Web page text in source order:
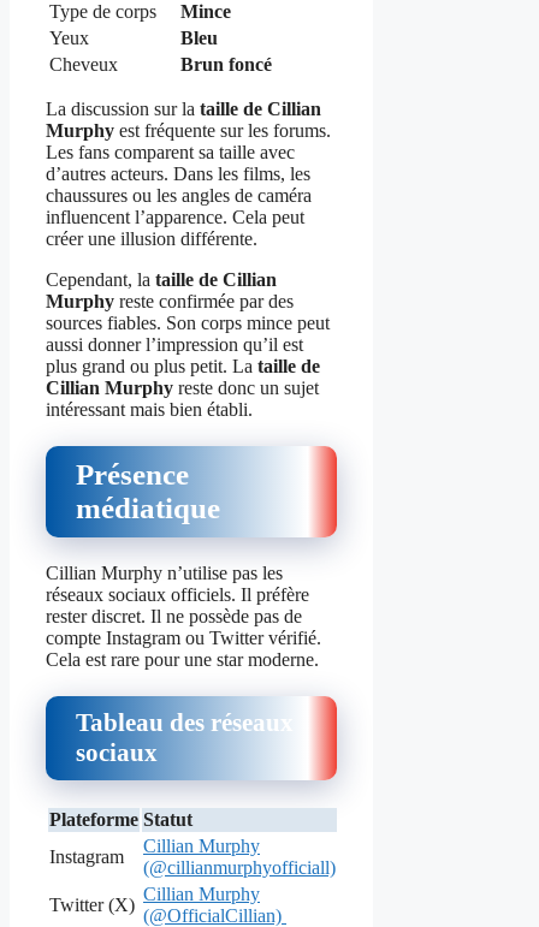
Type de corps
Mince
Yeux
Bleu
Cheveux
Brun foncé
La discussion sur la taille de Cillian
Murphy est fréquente sur les forums.
Les fans comparent sa taille avec
d’autres acteurs. Dans les films, les
chaussures ou les angles de caméra
influencent l’apparence. Cela peut
créer une illusion différente.
Cependant, la taille de Cillian
Murphy reste confirmée par des
sources fiables. Son corps mince peut
aussi donner l’impression qu’il est
plus grand ou plus petit. La taille de
Cillian Murphy reste donc un sujet
intéressant mais bien établi.
Présence
médiatique
Cillian Murphy n’utilise pas les
réseaux sociaux officiels. Il préfère
rester discret. Il ne possède pas de
compte Instagram ou Twitter vérifié.
Cela est rare pour une star moderne.
Tableau des réseaux
sociaux
Plateforme Statut
Instagram
Cillian Murphy
(@cillianmurphyofficiall)
Twitter (X)
Cillian Murphy
(@OfficialCillian)